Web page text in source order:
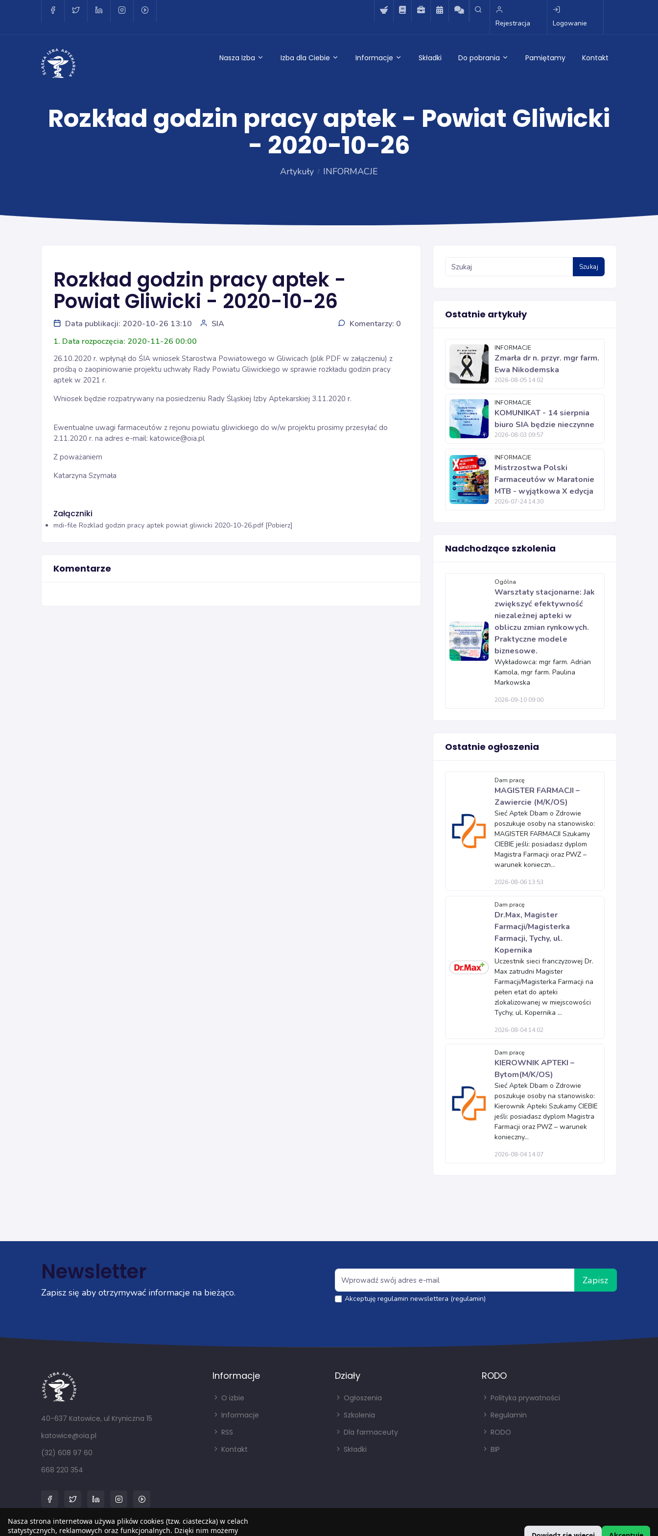
Rejestracja Logowanie
Nasza Izba Izba dla Ciebie Informacje Składki Do pobrania Pamiętamy Kontakt
Rozkład godzin pracy aptek - Powiat Gliwicki
- 2020-10-26
Artykuły INFORMACJE
Rozkład godzin pracy aptek -
Powiat Gliwicki - 2020-10-26
Data publikacji: 2020-10-26 13:10 SIA
Komentarzy: 0
1. Data rozpoczęcia: 2020-11-26 00:00
26.10.2020 r. wpłynął do ŚIA wniosek Starostwa Powiatowego w Gliwicach (plik PDF w załączeniu) z
prośbą o zaopiniowanie projektu uchwały Rady Powiatu Gliwickiego w sprawie rozkładu godzin pracy
aptek w 2021 r.
Wniosek będzie rozpatrywany na posiedzeniu Rady Śląskiej Izby Aptekarskiej 3.11.2020 r.
Ewentualne uwagi farmaceutów z rejonu powiatu gliwickiego do w/w projektu prosimy przesyłać do
2.11.2020 r. na adres e-mail: katowice@oia.pl
Z poważaniem
Katarzyna Szymała
Załączniki
mdi-file Rozklad godzin pracy aptek powiat gliwicki 2020-10-26.pdf [Pobierz]
Komentarze
Szukaj
Ostatnie artykuły
INFORMACJE
Zmarła dr n. przyr. mgr farm.
Ewa Nikodemska
2026-08-05 14:02
INFORMACJE
KOMUNIKAT - 14 sierpnia
biuro SIA będzie nieczynne
2026-08-03 09:57
INFORMACJE
Mistrzostwa Polski
Farmaceutów w Maratonie
MTB - wyjątkowa X edycja
2026-07-24 14:30
Nadchodzące szkolenia
Ogólna
Warsztaty stacjonarne: Jak
zwiększyć efektywność
niezależnej apteki w
obliczu zmian rynkowych.
Praktyczne modele
biznesowe.
Wykładowca: mgr farm. Adrian
Kamola, mgr farm. Paulina
Markowska
2026-09-10 09:00
Ostatnie ogłoszenia
Dam pracę
MAGISTER FARMACJI –
Zawiercie (M/K/OS)
Sieć Aptek Dbam o Zdrowie
poszukuje osoby na stanowisko:
MAGISTER FARMACJI Szukamy
CIEBIE jeśli: posiadasz dyplom
Magistra Farmacji oraz PWZ –
warunek konieczn...
2026-08-06 13:53
Dam pracę
Dr.Max, Magister
Farmacji/Magisterka
Farmacji, Tychy, ul.
Kopernika
Uczestnik sieci franczyzowej Dr.
Max zatrudni Magister
Farmacji/Magisterka Farmacji na
pełen etat do apteki
zlokalizowanej w miejscowości
Tychy, ul. Kopernika ...
2026-08-04 14:02
Dam pracę
KIEROWNIK APTEKI –
Bytom(M/K/OS)
Sieć Aptek Dbam o Zdrowie
poszukuje osoby na stanowisko:
Kierownik Apteki Szukamy CIEBIE
jeśli: posiadasz dyplom Magistra
Farmacji oraz PWZ – warunek
konieczny...
2026-08-04 14:07
Newsletter
Zapisz się aby otrzymywać informacje na bieżąco.
Zapisz
Akceptuję regulamin newslettera (regulamin)
40-637 Katowice, ul Kryniczna 15
katowice@oia.pl
(32) 608 97 60
668 220 354
Informacje
O izbie
Informacje
RSS
Kontakt
Działy
Ogłoszenia
Szkolenia
Dla farmaceuty
Składki
RODO
Polityka prywatności
Regulamin
RODO
BIP
Nasza strona internetowa używa plików cookies (tzw. ciasteczka) w celach
statystycznych, reklamowych oraz funkcjonalnych. Dzięki nim możemy